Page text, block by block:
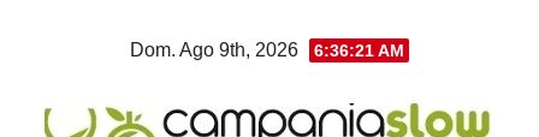
Dom. Ago 9th, 2026 6:36:22 AM